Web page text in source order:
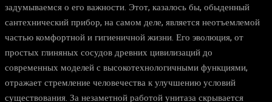
задумываемся о его важности. Этот, казалось бы, обыденный
сантехнический прибор, на самом деле, является неотъемлемой
частью комфортной и гигиеничной жизни. Его эволюция, от
простых глиняных сосудов древних цивилизаций до
современных моделей с высокотехнологичными функциями,
отражает стремление человечества к улучшению условий
существования. За незаметной работой унитаза скрывается